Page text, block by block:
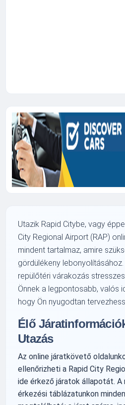
Utazik Rapid Citybe, vagy
City Regional Airport (RAP)
mindent tartalmaz, amire
gördülékeny lebonyolításához.
repülőtéri várakozás
Önnek a legpontosabb, valós
hogy Ön nyugodtan
Élő
Utazás
Az online járatkövető
ellenőrizheti a Rapid City
ide érkező járatok állapotát. A
érkezési táblázatunkon